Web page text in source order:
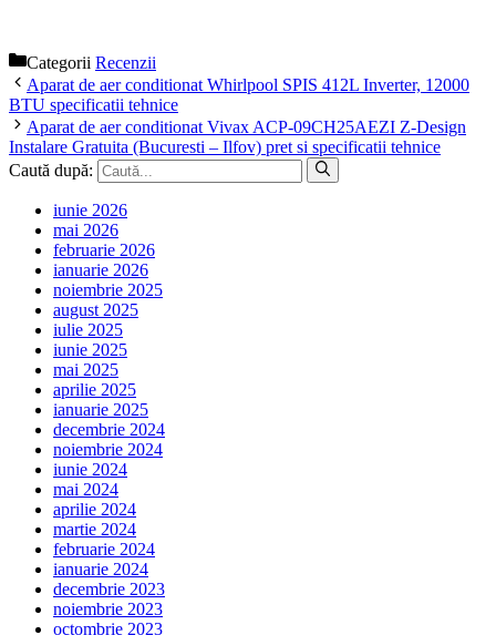
Categorii Recenzii
Aparat de aer conditionat Whirlpool SPIS 412L Inverter, 12000
BTU specificatii tehnice
Aparat de aer conditionat Vivax ACP-09CH25AEZI Z-Design
Instalare Gratuita (Bucuresti – Ilfov) pret si specificatii tehnice
Caută după:
iunie 2026
mai 2026
februarie 2026
ianuarie 2026
noiembrie 2025
august 2025
iulie 2025
iunie 2025
mai 2025
aprilie 2025
ianuarie 2025
decembrie 2024
noiembrie 2024
iunie 2024
mai 2024
aprilie 2024
martie 2024
februarie 2024
ianuarie 2024
decembrie 2023
noiembrie 2023
octombrie 2023